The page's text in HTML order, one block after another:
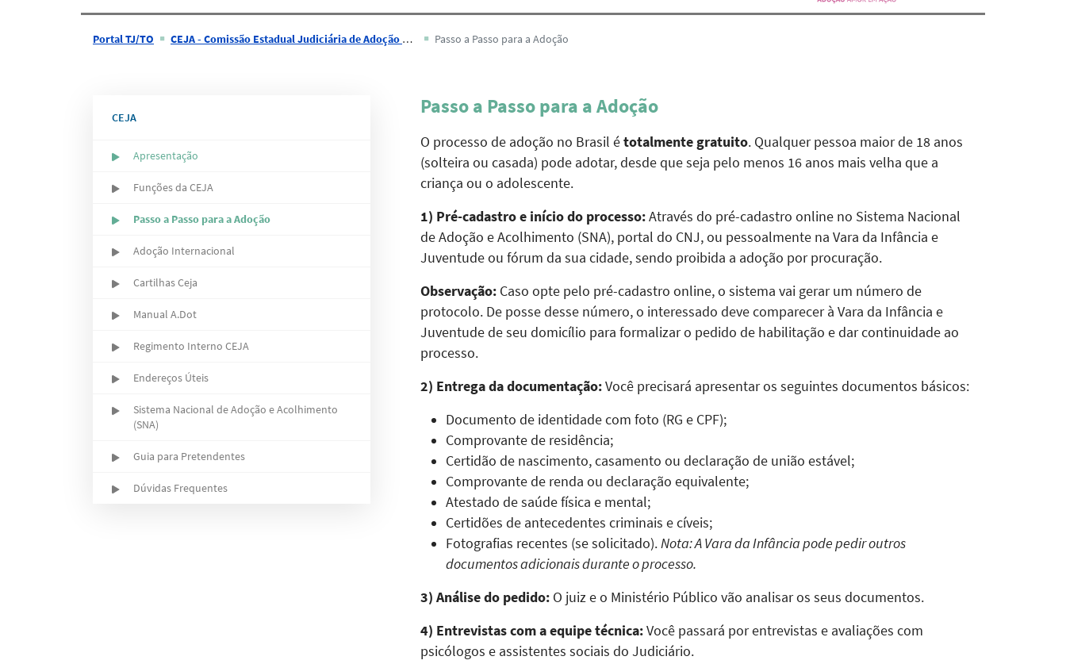
Portal TJ/TO CEJA - Comissão Estadual Judiciária de Adoção do Estado do Tocantins Passo a Passo para a Adoção
CEJA
Apresentação
Funções da CEJA
Passo a Passo para a Adoção
Adoção Internacional
Cartilhas Ceja
Manual A.Dot
Regimento Interno CEJA
Endereços Úteis
Sistema Nacional de Adoção e Acolhimento
(SNA)
Guia para Pretendentes
Dúvidas Frequentes
Passo a Passo para a Adoção
O processo de adoção no Brasil étotalmente gratuito. Qualquer pessoa maior de 18 anos
(solteira ou casada) pode adotar, desde que seja pelo menos 16 anos mais velha que a
criança ou o adolescente.
1) Pré-cadastro e início do processo:Através do pré-cadastro online no Sistema Nacional
de Adoção e Acolhimento (SNA), portal do CNJ, ou pessoalmente na Vara da Infância e
Juventude ou fórum da sua cidade, sendo proibida a adoção por procuração.
Observação: Caso opte pelo pré-cadastro online, o sistema vai gerar um número de
protocolo. De posse desse número, o interessado deve comparecer à Vara da Infância e
Juventude de seu domicílio para formalizar o pedido de habilitação e dar continuidade ao
processo.
2) Entrega da documentação:Você precisará apresentar os seguintes documentos básicos:
Documento de identidade com foto (RG e CPF);
Comprovante de residência;
Certidão de nascimento, casamento ou declaração de união estável;
Comprovante de renda ou declaração equivalente;
Atestado de saúde física e mental;
Certidões de antecedentes criminais e cíveis;
Fotografias recentes (se solicitado).Nota: A Vara da Infância pode pedir outros
documentos adicionais durante o processo.
3) Análise do pedido: O juiz e o Ministério Público vão analisar os seus documentos.
4) Entrevistas com a equipe técnica:Você passará por entrevistas e avaliações com
psicólogos e assistentes sociais do Judiciário.